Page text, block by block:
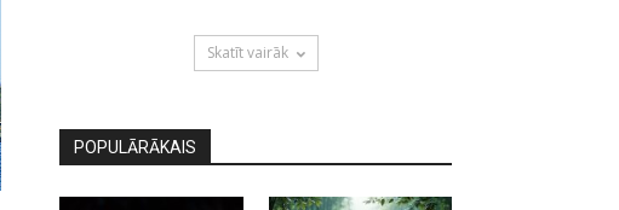
Skatīt vairāk
POPULĀRĀKAIS